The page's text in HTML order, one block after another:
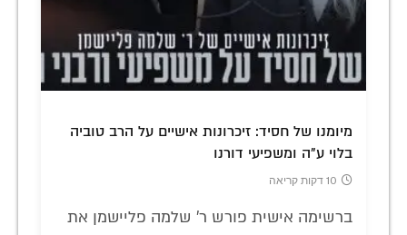
מיומנו של חסיד: זיכרונות אישיים על הרב טוביה
בלוי ע"ה ומשפיעי דורנו
10 דקות קריאה
ברשימה אישית פורש ר' שלמה פליישמן את